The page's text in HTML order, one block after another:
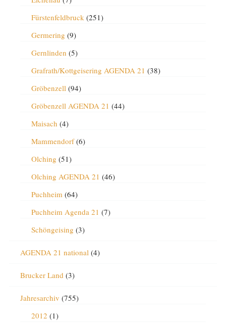
Fürstenfeldbruck(251)
Germering (9)
Gernlinden (5)
Grafrath/Kottgeisering AGENDA 21 (38)
Gröbenzell(94)
Gröbenzell AGENDA 21 (44)
Maisach (4)
Mammendorf(6)
Olching (51)
Olching AGENDA 21 (46)
Puchheim(64)
Puchheim Agenda 21 (7)
Schöngeising (3)
AGENDA 21 national(4)
Brucker Land (3)
Jahresarchiv (755)
2012 (1)